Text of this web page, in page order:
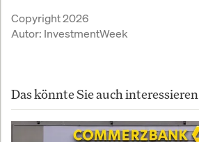
Copyright 2026
Autor: InvestmentWeek
Das könnte Sie auch interessieren